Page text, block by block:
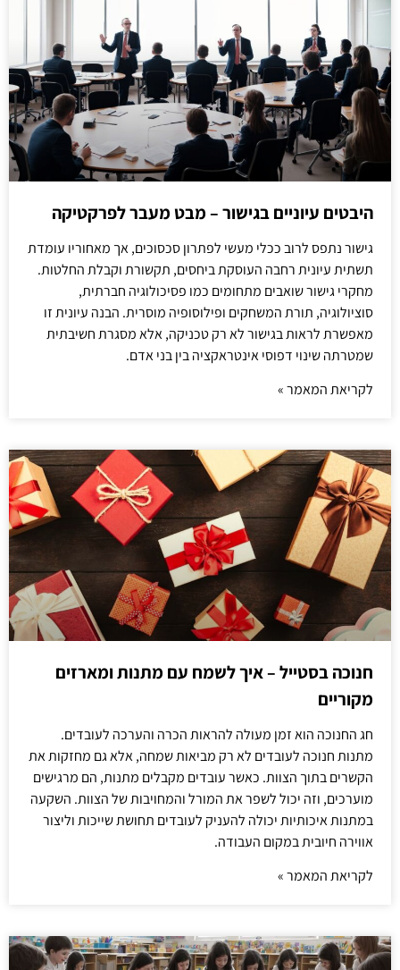
היבטים עיוניים בגישור – מבט מעבר לפרקטיקה
גישור נתפס לרוב ככלי מעשי לפתרון סכסוכים, אך מאחוריו עומדת
תשתית עיונית רחבה העוסקת ביחסים, תקשורת וקבלת החלטות.
מחקרי גישור שואבים מתחומים כמו פסיכולוגיה חברתית,
סוציולוגיה, תורת המשחקים ופילוסופיה מוסרית. הבנה עיונית זו
מאפשרת לראות בגישור לא רק טכניקה, אלא מסגרת חשיבתית
שמטרתה שינוי דפוסי אינטראקציה בין בני אדם.
לקריאת המאמר »
חנוכה בסטייל – איך לשמח עם מתנות ומארזים
מקוריים
חג החנוכה הוא זמן מעולה להראות הכרה והערכה לעובדים.
מתנות חנוכה לעובדים לא רק מביאות שמחה, אלא גם מחזקות את
הקשרים בתוך הצוות. כאשר עובדים מקבלים מתנות, הם מרגישים
מוערכים, וזה יכול לשפר את המורל והמחויבות של הצוות. השקעה
במתנות איכותיות יכולה להעניק לעובדים תחושת שייכות וליצור
אווירה חיובית במקום העבודה.
לקריאת המאמר »